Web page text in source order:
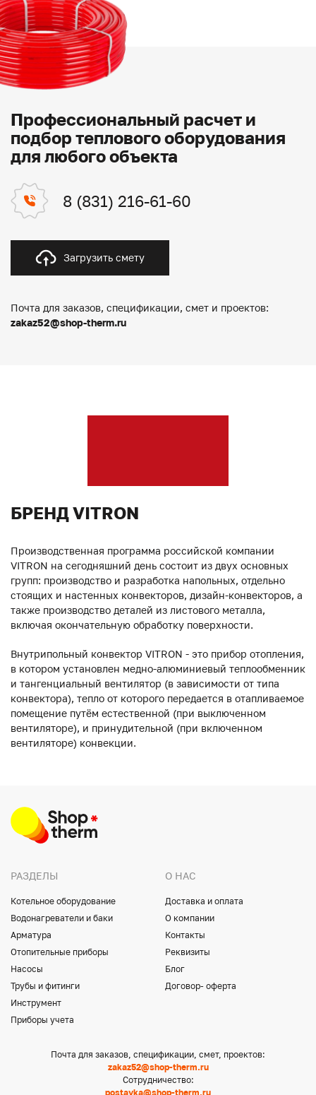
Профессиональный расчет и
подбор теплового оборудования
для любого объекта
8 (831) 216-61-60
Загрузить смету
Почта для заказов, спецификации, смет и проектов:
zakaz52@shop-therm.ru
БРЕНД VITRON
Производственная программа российской компании
VITRON на сегодняшний день состоит из двух основных
групп: производство и разработка напольных, отдельно
стоящих и настенных конвекторов, дизайн-конвекторов, а
также производство деталей из листового металла,
включая окончательную обработку поверхности.
Внутрипольный конвектор VITRON - это прибор отопления,
в котором установлен медно-алюминиевый теплообменник
и тангенциальный вентилятор (в зависимости от типа
конвектора), тепло от которого передается в отапливаемое
помещение путём естественной (при выключенном
вентиляторе), и принудительной (при включенном
вентиляторе) конвекции.
РАЗДЕЛЫ
Котельное оборудование
Водонагреватели и баки
Арматура
Отопительные приборы
Насосы
Трубы и фитинги
Инструмент
Приборы учета
О НАС
Доставка и оплата
О компании
Контакты
Реквизиты
Блог
Договор- оферта
Почта для заказов, спецификации, смет, проектов:
zakaz52@shop-therm.ru
Сотрудничество:
postavka@shop-therm.ru